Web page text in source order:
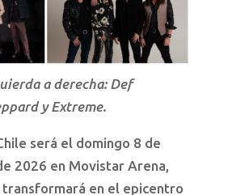
a derecha: Def
y Extreme.
será el domingo 8 de
2026 en Movistar Arena,
en el epicentro